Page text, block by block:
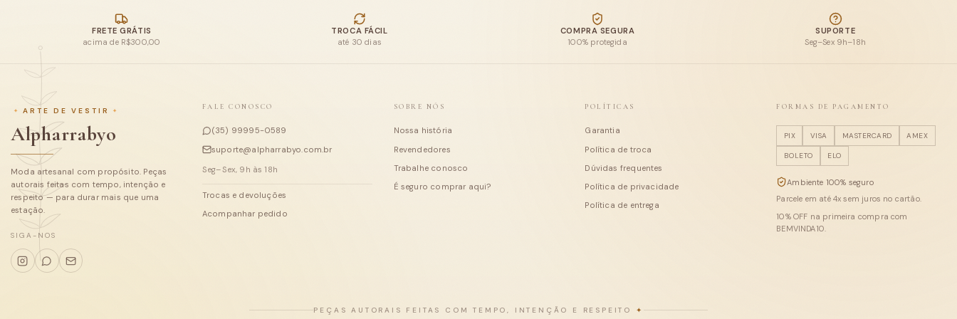
últimas entradas
FRETE GRÁTIS
acima de R$300,00
TROCA FÁCIL
até 30 dias
COMPRA SEGURA
100% protegida
SUPORTE
Seg–Sex 9h–18h
ARTE DE VESTIR
Alpharrabyo
Moda artesanal com propósito. Peças
autorais feitas com tempo, intenção e
respeito — para durar mais que uma
estação.
SIGA-NOS
FALE CONOSCO
(35) 99995-0589
suporte@alpharrabyo.com.br
Seg–Sex, 9h às 18h
Trocas e devoluções
Acompanhar pedido
SOBRE NÓS
Nossa história
Revendedores
Trabalhe conosco
É seguro comprar aqui?
POLÍTICAS
Garantia
Política de troca
Dúvidas frequentes
Política de privacidade
Política de entrega
FORMAS DE PAGAMENTO
PIX VISA MASTERCARD AMEX
BOLETO ELO
Ambiente 100% seguro
Parcele em até 4x sem juros no cartão.
10% OFF na primeira compra com
BEMVINDA10
PEÇAS AUTORAIS FEITAS COM TEMPO, INTENÇÃO E RESPEITO ✦